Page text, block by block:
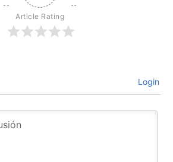
Article Rating
Login